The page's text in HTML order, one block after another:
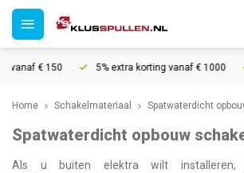
€ 150 5% extra korting vanaf € 1000
Home Schakelmateriaal Spatwaterdicht
Spatwaterdicht opbouw
Als u buiten elektra wilt installeren,